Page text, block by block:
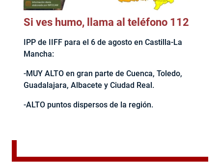
Si ves humo, llama al teléfono 112
IPP de IIFF para el 6 de agosto en Castilla-La
Mancha:
-MUY ALTO en gran parte de Cuenca, Toledo,
Guadalajara, Albacete y Ciudad Real.
-ALTO puntos dispersos de la región.